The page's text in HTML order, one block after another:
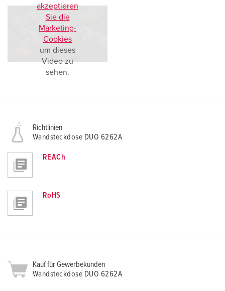
akzeptieren
Sie die
Marketing-
Cookies
um dieses
Video zu
sehen.
Richtlinien
Wandsteckdose DUO 6262A
REACh
RoHS
Kauf für Gewerbekunden
Wandsteckdose DUO 6262A